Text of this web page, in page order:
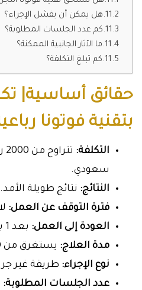
هل يمكن أن يفشل الإجراء؟
كم عدد الجلسات المطلوبة؟
ما الآثار الجانبية الممكنة؟
كم تبلغ التكلفة؟
حقائق أساسية|
بتقنية فوتونا
التكلفة:
سعودي.
النتائج: نتائج طويلة الأمد.
فترة التوقف عن العمل:
العودة إلى العمل: بعد 1 يوم.
مدة العلاج: يستغرق من 30 إلى 60 دقيقة.
نوع الإجراء: طريقة غير
عدد الجلسات المطلوبة: